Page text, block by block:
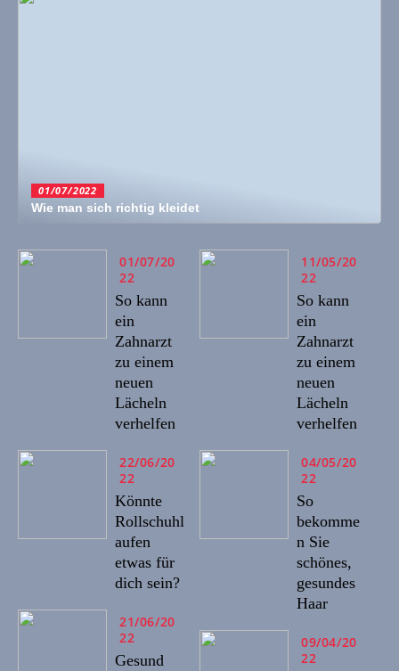
01/07/2022
Wie man sich richtig kleidet
01/07/20
22
So kann
ein
Zahnarzt
zu einem
neuen
Lächeln
verhelfen
22/06/20
22
Könnte
Rollschuhl
aufen
etwas für
dich sein?
21/06/20
22
Gesund
11/05/20
22
So kann
ein
Zahnarzt
zu einem
neuen
Lächeln
verhelfen
04/05/20
22
So
bekomme
n Sie
schönes,
gesundes
Haar
09/04/20
22